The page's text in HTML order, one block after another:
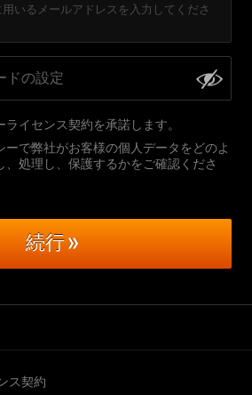
いるメールアドレスを入力してくださ
ライセンス契約を承諾します。
ーで弊社がお客様の個人データをどのよ
、処理し、保護するかをご確認くださ
続行
ス契約